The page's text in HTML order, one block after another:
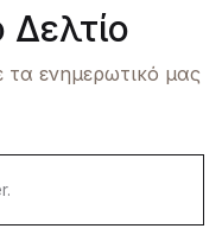
Δελτίο
τα ενημερωτικό μας